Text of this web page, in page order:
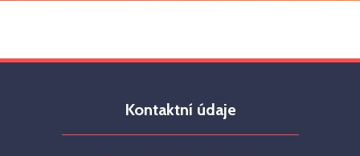
Kontaktní údaje